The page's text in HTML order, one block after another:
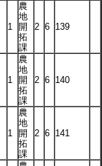
1
農
地
開
拓
課
2 6 139
1
農
地
開
拓
課
2 6 140
1
農
地
開
拓
課
2 6 141